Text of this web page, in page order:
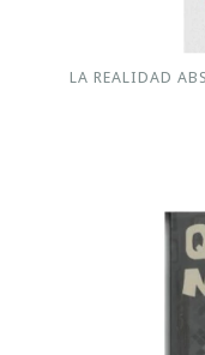
LA REALIDAD